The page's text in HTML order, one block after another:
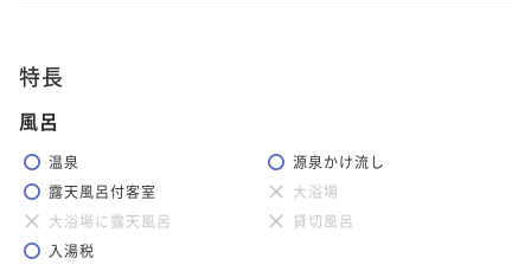
特長
風呂
温泉
源泉かけ流し
露天風呂付客室
大浴場
大浴場に露天風呂
貸切風呂
入湯税